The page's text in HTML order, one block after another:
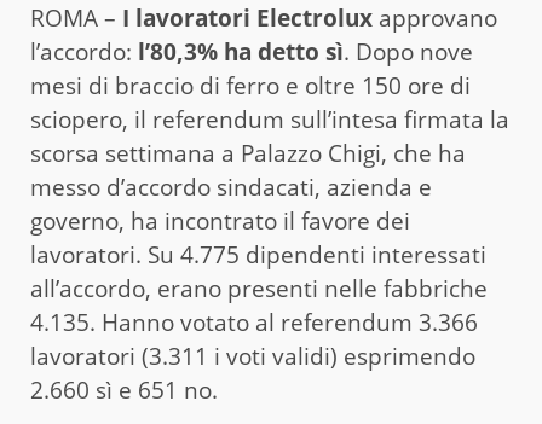
ROMA – I lavoratori Electrolux approvano
l’accordo: l’80,3% ha detto sì. Dopo nove
mesi di braccio di ferro e oltre 150 ore di
sciopero, il referendum sull’intesa firmata la
scorsa settimana a Palazzo Chigi, che ha
messo d’accordo sindacati, azienda e
governo, ha incontrato il favore dei
lavoratori. Su 4.775 dipendenti interessati
all’accordo, erano presenti nelle fabbriche
4.135. Hanno votato al referendum 3.366
lavoratori (3.311 i voti validi) esprimendo
2.660 sì e 651 no.